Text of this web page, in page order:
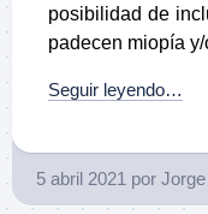
posibilidad de
padecen miopía
Seguir leyendo…
5 abril 2021 por